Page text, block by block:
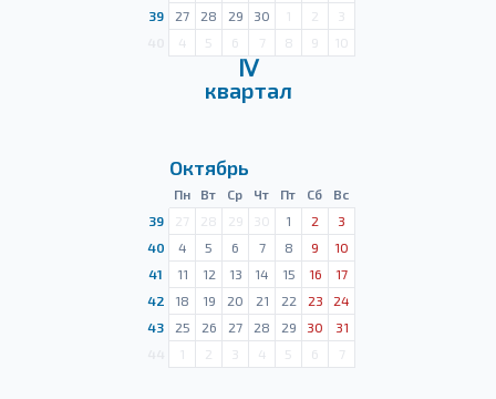
39
27 28 29 30 1 2
3
4 5 6 7 8 9 10
Ⅳ
квартал
Октябрь
Пн Вт Ср Чт Пт Сб
Вс
39
27 28 29 30 1 2
3
40
4 5 6 7 8 9
10
41
11 12 13 14 15 16
17
42
18 19 20 21 22 23
24
43
25 26 27 28 29 30
31
1 2 3 4 5 6 7